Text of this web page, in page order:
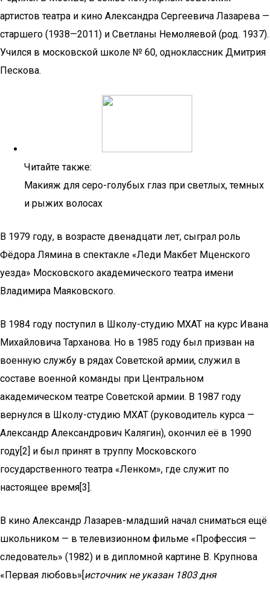
артистов театра и кино Александра Сергеевича Лазарева —
старшего (1938—2011) и Светланы Немоляевой (род. 1937).
Учился в московской школе № 60, одноклассник Дмитрия
Пескова.
Читайте также:
Макияж для серо-голубых глаз при светлых, темных
и рыжих волосах
В 1979 году, в возрасте двенадцати лет, сыграл роль
Фёдора Лямина в спектакле «Леди Макбет Мценского
уезда» Московского академического театра имени
Владимира Маяковского.
В 1984 году поступил в Школу-студию МХАТ на курс Ивана
Михайловича Тарханова. Но в 1985 году был призван на
военную службу в рядах Советской армии, служил в
составе военной команды при Центральном
академическом театре Советской армии. В 1987 году
вернулся в Школу-студию МХАТ (руководитель курса —
Александр Александрович Калягин), окончил её в 1990
году[2] и был принят в труппу Московского
государственного театра «Ленком», где служит по
настоящее время[3].
В кино Александр Лазарев-младший начал сниматься ещё
школьником — в телевизионном фильме «Профессия —
следователь» (1982) и в дипломной картине В. Крупнова
«Первая любовь»[источник не указан 1803 дня